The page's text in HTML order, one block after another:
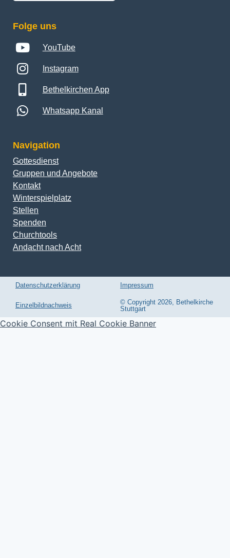
Folge uns
YouTube
Instagram
Bethelkirchen App
Whatsapp Kanal
Navigation
Gottesdienst
Gruppen und Angebote
Kontakt
Winterspielplatz
Stellen
Spenden
Churchtools
Andacht nach Acht
Datenschutzerklärung Impressum
Einzelbildnachweis
© Copyright 2026, Bethelkirche
Stuttgart
Cookie Consent mit Real Cookie Banner